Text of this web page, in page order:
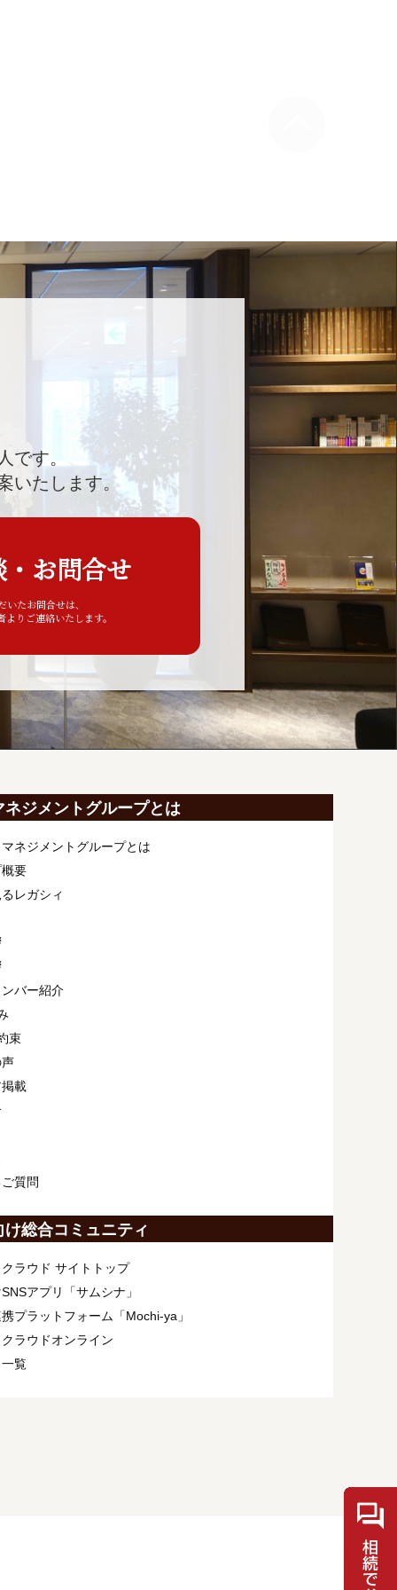
です。
いたします。
お問合せ
たお問合せは、
りご連絡いたします。
ネジメントグループとは
ネジメントグループとは
要
レガシィ
バー紹介
束
掲載
質問
け総合コミュニティ
ラウド サイトトップ
アプリ「サムシナ」
プラットフォーム「Mochi-ya」
ラウドオンライン
覧